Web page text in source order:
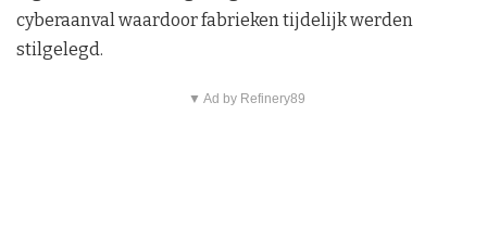
cyberaanval waardoor fabrieken tijdelijk werden
stilgelegd.
▼ Ad by Refinery89